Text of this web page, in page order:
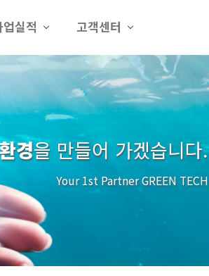
업실적 고객센터
경을 만들어 가겠습니다.
Your 1st Partner GREEN TECH